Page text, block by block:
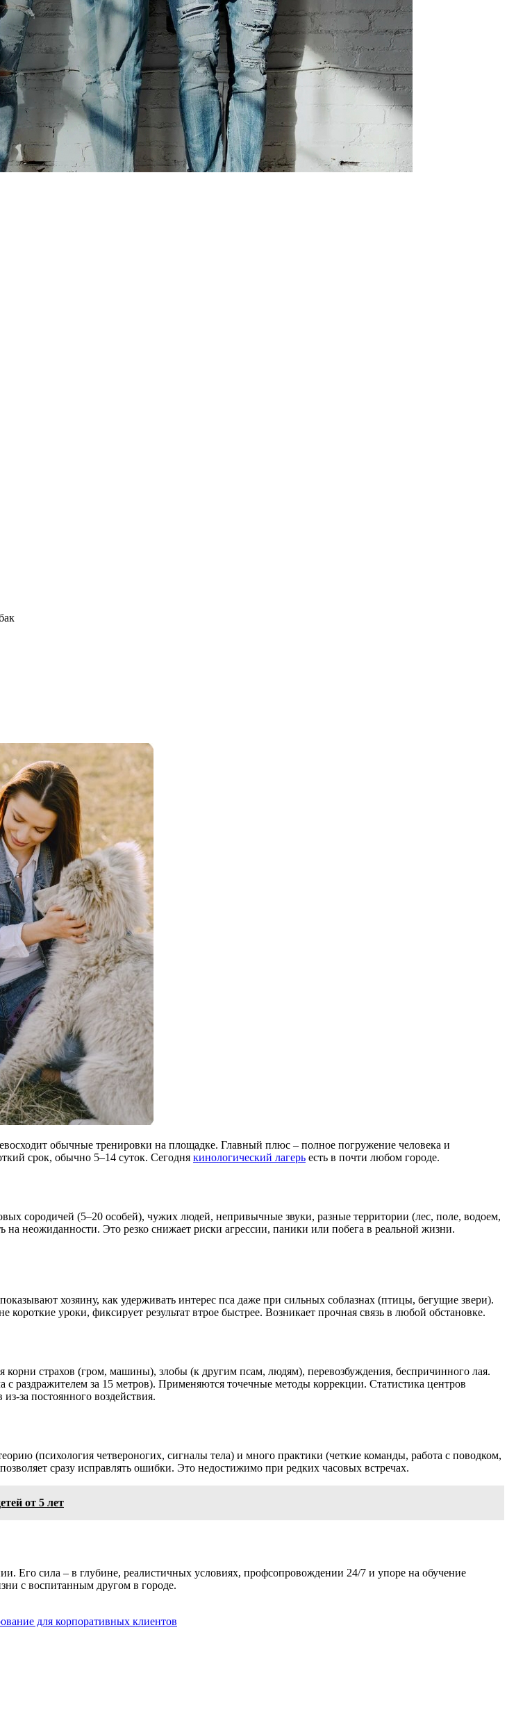
обычные тренировки на площадке. Главный плюс – полное погружение человека и
срок, обычно 5–14 суток. Сегодня кинологический лагерь есть в почти любом городе.
сородичей (5–20 особей), чужих людей, непривычные звуки, разные территории (лес, поле, водоем,
неожиданности. Это резко снижает риски агрессии, паники или побега в реальной жизни.
хозяину, как удерживать интерес пса даже при сильных соблазнах (птицы, бегущие звери).
уроки, фиксирует результат втрое быстрее. Возникает прочная связь в любой обстановке.
страхов (гром, машины), злобы (к другим псам, людям), перевозбуждения, беспричинного лая.
раздражителем за 15 метров). Применяются точечные методы коррекции. Статистика центров
за постоянного воздействия.
(психология четвероногих, сигналы тела) и много практики (четкие команды, работа с поводком,
сразу исправлять ошибки. Это недостижимо при редких часовых встречах.
от 5 лет
Его сила – в глубине, реалистичных условиях, профсопровождении 24/7 и упоре на обучение
с воспитанным другом в городе.
для корпоративных клиентов